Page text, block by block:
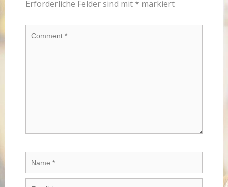
Erforderliche Felder sind mit * markiert